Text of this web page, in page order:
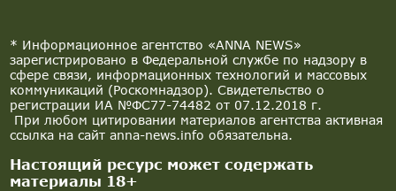
* Информационное агентство «ANNA NEWS»
зарегистрировано в Федеральной службе по надзору в
сфере связи, информационных технологий и массовых
коммуникаций (Роскомнадзор). Свидетельство о
регистрации ИА №ФС77-74482 от 07.12.2018 г.
При любом цитировании материалов агентства активная
ссылка на сайт anna-news.info обязательна.
Настоящий ресурс может содержать
материалы 18+